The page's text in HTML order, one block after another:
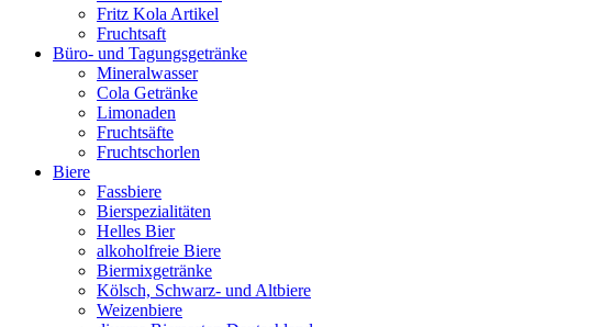
Fritz Kola Artikel
Fruchtsaft
Büro- und Tagungsgetränke
Mineralwasser
Cola Getränke
Limonaden
Fruchtsäfte
Fruchtschorlen
Biere
Fassbiere
Bierspezialitäten
Helles Bier
alkoholfreie Biere
Biermixgetränke
Kölsch, Schwarz- und Altbiere
Weizenbiere